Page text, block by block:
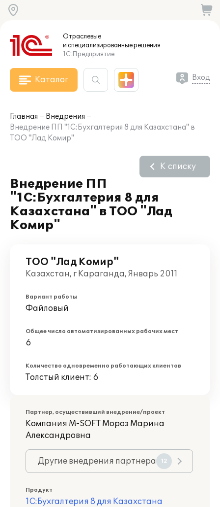
Отраслевые
и специализированныерешения
1С:Предприятие
Каталог Вход
Главная
Внедрения
Внедрение ПП "1С:Бухгалтерия 8 для Казахстана" в
ТОО "Лад Комир"
Внедрение ПП
"1С:Бухгалтерия 8 для
Казахстана" в ТОО "Лад
Комир"
К списку
ТОО "Лад Комир"
Казахстан, г Караганда, Январь 2011
Вариант работы
Файловый
Общее число автоматизированных рабочих мест
6
Количество одновременно работающих клиентов
Толстый клиент: 6
Партнер, осуществивший внедрение/проект
Компания M-SOFT Мороз Марина
Александровна
Другие внедрения партнера 12
Продукт
1С:Бухгалтерия 8 для Казахстана